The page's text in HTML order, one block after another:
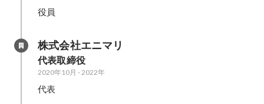
役員
株式会社エニマリ
代表取締役
2020年10月 -2022年
代表